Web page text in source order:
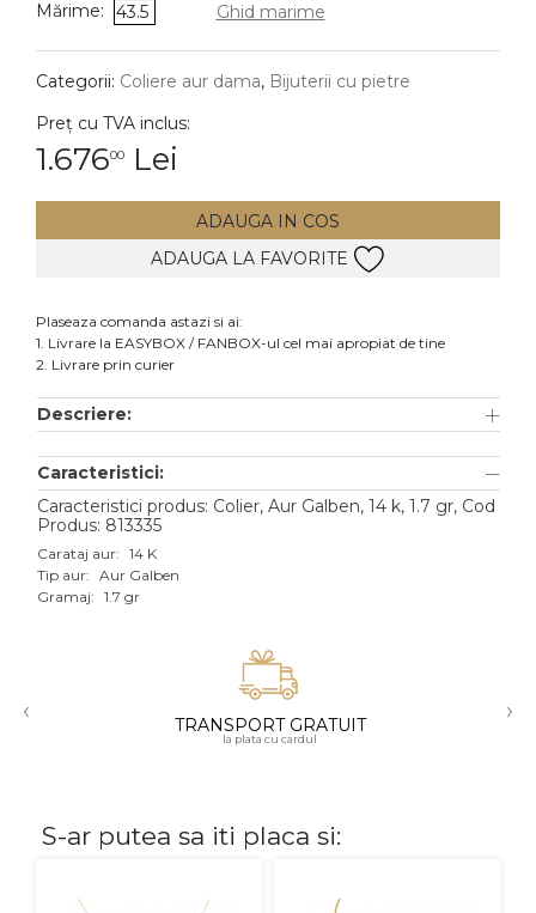
DIAMANTE Vezi toate
Cercei
Accesorii
Aur alb
Aur roz
Aur mixt
18K
Cu pietre
Mărime: 43.5 Ghid marime
Categorii: Coliere aur dama, Bijuterii cu pietre
Preț cu TVA inclus:
1.67600 Lei
ADAUGA IN COS
ADAUGA LA FAVORITE
Plaseaza comanda astazi si ai:
1. Livrare la EASYBOX / FANBOX-ul cel mai apropiat de tine
2. Livrare prin curier
Descriere:
Caracteristici:
Caracteristici produs: Colier, Aur Galben, 14 k, 1.7 gr, Cod
Produs: 813335
Carataj aur: 14 K
Tip aur: Aur Galben
Gramaj: 1.7 gr
‹ TRANSPORT GRATUIT
la plata cu cardul
›
S-ar putea sa iti placa si: